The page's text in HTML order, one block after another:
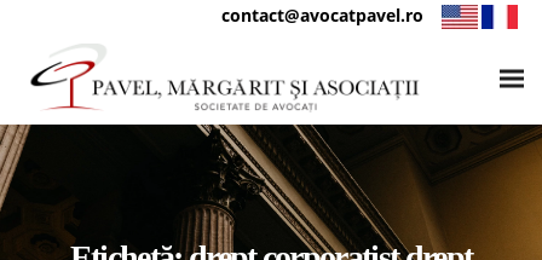
contact@avocatpavel.ro